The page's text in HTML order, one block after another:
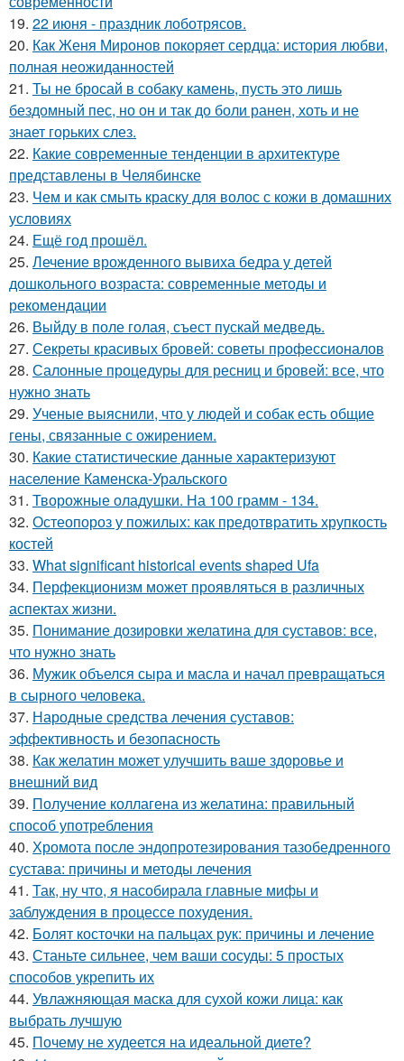
19. 22 июня - праздник лоботрясов.
20. Как Женя Миронов покоряет сердца: история любви,
полная неожиданностей
21. Ты не бросай в собаку камень, пусть это лишь
бездомный пес, но он и так до боли ранен, хоть и не
знает горьких слез.
22. Какие современные тенденции в архитектуре
представлены в Челябинске
23. Чем и как смыть краску для волос с кожи в домашних
условиях
24. Ещё год прошёл.
25. Лечение врожденного вывиха бедра у детей
дошкольного возраста: современные методы и
рекомендации
26. Выйду в поле голая, съест пускай медведь.
27. Секреты красивых бровей: советы профессионалов
28. Салонные процедуры для ресниц и бровей: все, что
нужно знать
29. Ученые выяснили, что у людей и собак есть общие
гены, связанные с ожирением.
30. Какие статистические данные характеризуют
население Каменска-Уральского
31. Творожные оладушки. На 100 грамм - 134.
32. Остеопороз у пожилых: как предотвратить хрупкость
костей
33. What significant historical events shaped Ufa
34. Перфекционизм может проявляться в различных
аспектах жизни.
35. Понимание дозировки желатина для суставов: все,
что нужно знать
36. Мужик объелся сыра и масла и начал превращаться
в сырного человека.
37. Народные средства лечения суставов:
эффективность и безопасность
38. Как желатин может улучшить ваше здоровье и
внешний вид
39. Получение коллагена из желатина: правильный
способ употребления
40. Хромота после эндопротезирования тазобедренного
сустава: причины и методы лечения
41. Так, ну что, я насобирала главные мифы и
заблуждения в процессе похудения.
42. Болят косточки на пальцах рук: причины и лечение
43. Станьте сильнее, чем ваши сосуды: 5 простых
способов укрепить их
44. Увлажняющая маска для сухой кожи лица: как
выбрать лучшую
45. Почему не худеется на идеальной диете?